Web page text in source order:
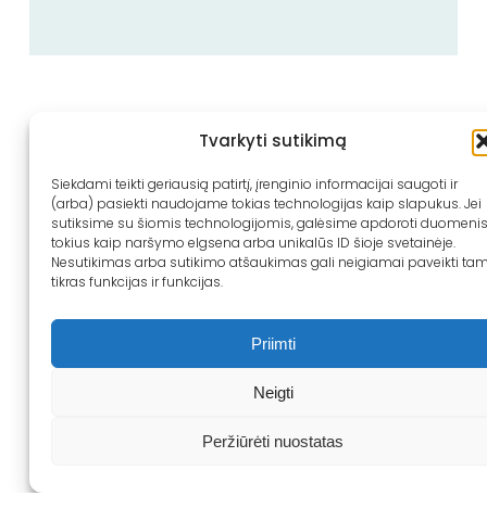
Svetainėje naudojami slapukai, kurie padeda
užtikrinti jums teikiamų paslaugų kokybę.
Tęsdami naršymą, jūs sutinkate su slapukų
Uždaryti
Tvarkyti sutikimą
Siekdami teikti geriausią patirtį, įrenginio informacijai saugoti ir
(arba) pasiekti naudojame tokias technologijas kaip slapukus. Jei
sutiksime su šiomis technologijomis, galėsime apdoroti
tokius kaip naršymo elgsena arba unikalūs ID šioje svetainėje.
Nesutikimas arba sutikimo atšaukimas gali neigiamai paveikti
tikras funkcijas ir funkcijas.
Priimti
Neigti
Peržiūrėti nuostatas